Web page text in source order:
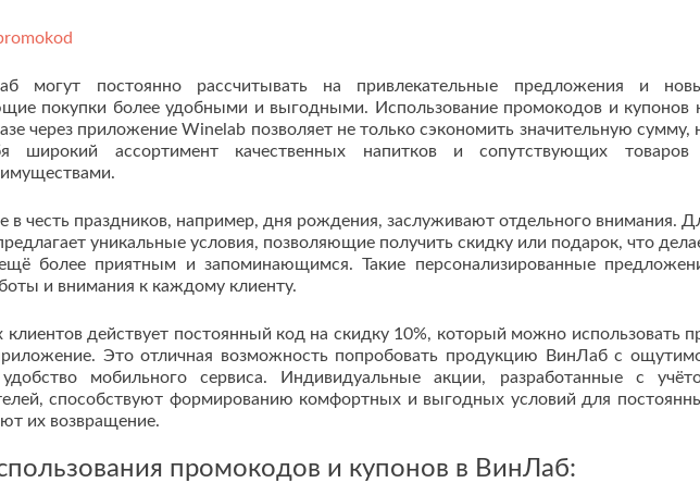
могут постоянно рассчитывать на привлекательные предложения и
покупки более удобными и выгодными. Использование промокодов и купонов
через приложение Winelab позволяет не только сэкономить значительную сумму,
широкий ассортимент качественных напитков и сопутствующих товаров
в честь праздников, например, дня рождения, заслуживают отдельного внимания.
уникальные условия, позволяющие получить скидку или подарок, что
более приятным и запоминающимся. Такие персонализированные
и внимания к каждому клиенту.
действует постоянный код на скидку 10%, который можно использовать
Это отличная возможность попробовать продукцию ВинЛаб с
мобильного сервиса. Индивидуальные акции, разработанные с
способствуют формированию комфортных и выгодных условий для
их возвращение.
промокодов и купонов в ВинЛаб: